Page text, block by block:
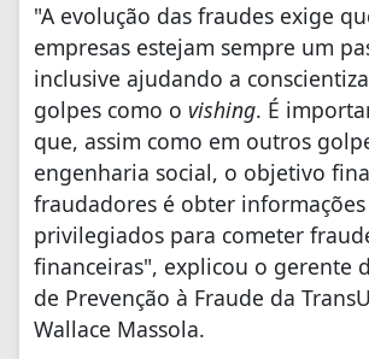
"A evolução das fraudes exige
empresas estejam sempre um
inclusive ajudando a
golpes como o vishing. É
que, assim como em outros
engenharia social, o objetivo
fraudadores é obter informações
privilegiados para cometer
financeiras", explicou o gerente
de Prevenção à Fraude da
Wallace Massola.